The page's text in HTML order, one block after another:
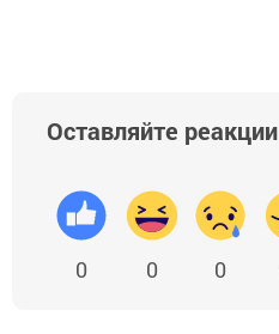
Оставляйте реакции
0 0 0